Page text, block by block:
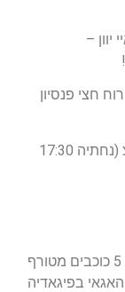
עם אירוח חצי פנסיון
1/8-5/8 – הלוך שני צהריים חזור שישי אחה"צ (נחתיה 17:30
הדיל כולל טיסות ישירות לקרפטוס שביוון ומלון 5 כוכבים מטורף
בפיגאדיה